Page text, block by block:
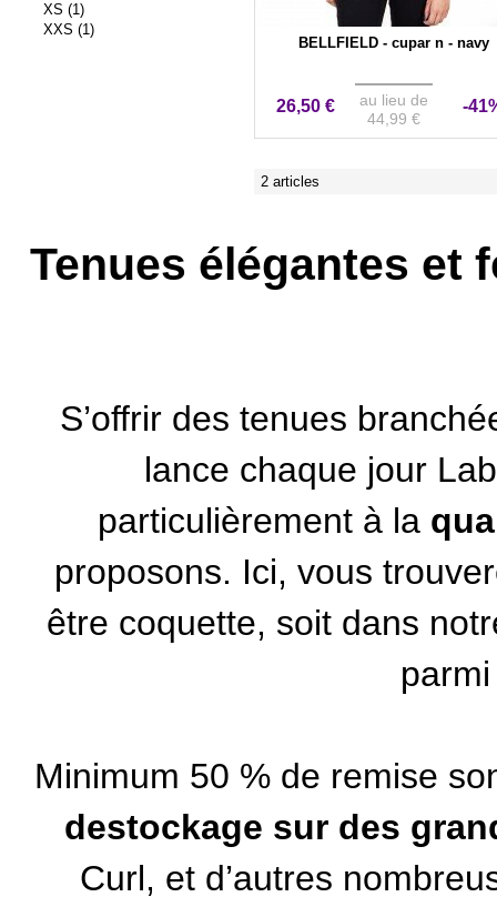
XS (1)
XXS (1)
BELLFIELD - cupar n - navy
26,50 €
au lieu de
44,99 €
-
2 articles
Tenues élégantes et
S’offrir des tenues
lance chaque jour
particulièrement à la
proposons. Ici, vous
être coquette, soit dans
Minimum 50 % de remise
destockage sur des
Curl, et d’autres